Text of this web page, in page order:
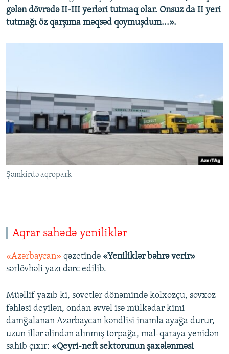
gələn dövrədə II-III yerləri tutmaq olar. Onsuz da II yeri
tutmağı öz qarşıma məqsəd qoymuşdum...».
Şəmkirdə aqropark
Aqrar sahədə yeniliklər
«Azərbaycan» qəzetində «Yeniliklər bəhrə verir»
sərlövhəli yazı dərc edilib.
Müəllif yazıb ki, sovetlər dönəmində kolxozçu, sovxoz
fəhləsi deyilən, ondan əvvəl isə mülkədar kimi
damğalanan Azərbaycan kəndlisi inamla ayağa durur,
uzun illər əlindən alınmış torpağa, mal-qaraya yenidən
sahib çıxır: «Qeyri-neft sektorunun şaxələnməsi